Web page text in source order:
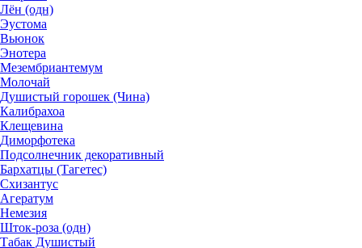
Лён (одн)
Эустома
Вьюнок
Энотера
Мезембриантемум
Молочай
Душистый горошек (Чина)
Калибрахоа
Клещевина
Диморфотека
Подсолнечник декоративный
Бархатцы (Тагетес)
Схизантус
Агератум
Немезия
Шток-роза (одн)
Табак Душистый